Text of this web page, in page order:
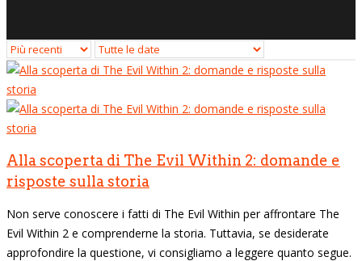
Alla scoperta di The Evil Within 2: domande e
risposte sulla storia
Non serve conoscere i fatti di The Evil Within per affrontare The
Evil Within 2 e comprenderne la storia. Tuttavia, se desiderate
approfondire la questione, vi consigliamo a leggere quanto segue.